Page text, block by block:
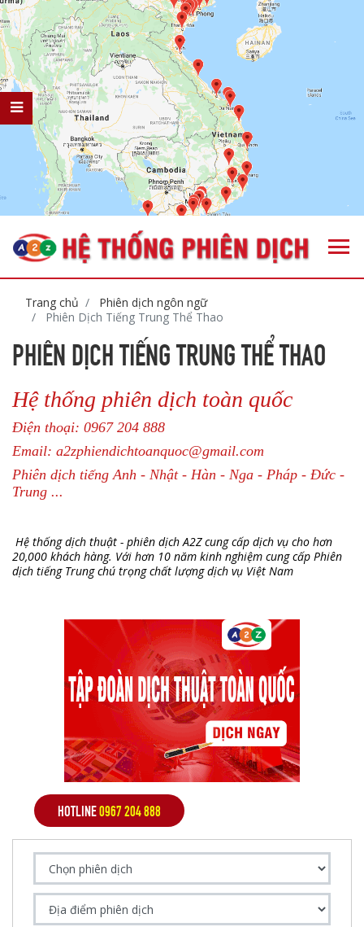
Trang chủ
Phiên dịch ngôn ngữ
Phiên Dịch Tiếng Trung Thể Thao
PHIÊN DỊCH TIẾNG TRUNG THỂ THAO
Hệ thống phiên dịch toàn quốc
Điện thoại: 0967 204 888
Email: a2zphiendichtoanquoc@gmail.com
Phiên dịch tiếng Anh - Nhật - Hàn - Nga - Pháp - Đức -
Trung ...
Hệ thống dịch thuật - phiên dịch A2Z cung cấp dịch vụ cho hơn
20,000 khách hàng. Với hơn 10 năm kinh nghiệm cung cấp Phiên
dịch tiếng Trung chú trọng chất lượng dịch vụ Việt Nam
HOTLINE0967 204 888